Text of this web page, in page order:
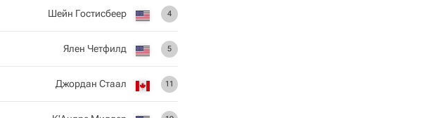
4
Шейн Гостисбеер
5
Ялен Четфилд
11
Джордан Стаал